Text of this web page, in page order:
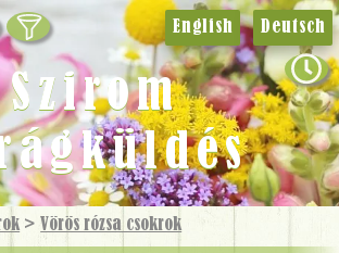
> Vörös rózsa csokrok
English Deutsch
Szirom